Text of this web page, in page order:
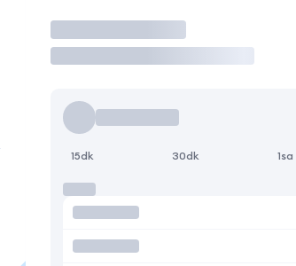
İşlem Yap
15dk 30dk 1sa